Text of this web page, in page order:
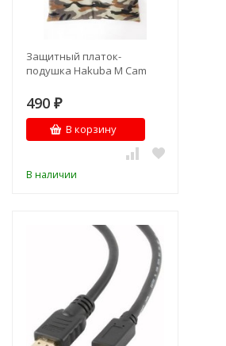
Защитный платок-
подушка Hakuba M Cam
490 ₽
В корзину
В наличии